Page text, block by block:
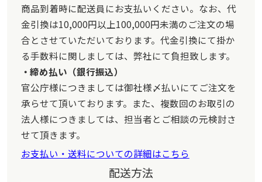
商品到着時に配送員にお支払いください。なお、代
金引換は10,000円以上100,000円未満のご注文の場
合とさせていただいております。代金引換にて掛か
る手数料に関しましては、弊社にて負担致します。
締め払い（銀行振込）
官公庁様につきましては御社様〆払いにてご注文を
承らせて頂いております。また、複数回のお取引の
法人様につきましては、担当者とご相談の元検討さ
せて頂きます。
お支払い・送料についての詳細はこちら
配送方法